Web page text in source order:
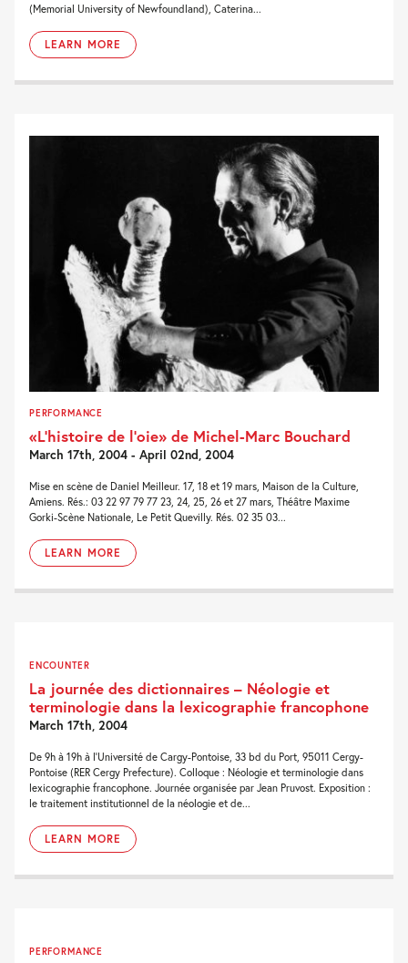
(Memorial University of Newfoundland), Caterina...
LEARN MORE
PERFORMANCE
«L’histoire de l’oie» de Michel-Marc Bouchard
March 17th, 2004 - April 02nd, 2004
Mise en scène de Daniel Meilleur. 17, 18 et 19 mars, Maison de la Culture,
Amiens. Rés.: 03 22 97 79 77 23, 24, 25, 26 et 27 mars, Théâtre Maxime
Gorki-Scène Nationale, Le Petit Quevilly. Rés. 02 35 03...
LEARN MORE
ENCOUNTER
La journée des dictionnaires – Néologie et
terminologie dans la lexicographie francophone
March 17th, 2004
De 9h à 19h à l'Université de Cargy-Pontoise, 33 bd du Port, 95011 Cergy-
Pontoise (RER Cergy Prefecture). Colloque : Néologie et terminologie dans
lexicographie francophone. Journée organisée par Jean Pruvost. Exposition :
le traitement institutionnel de la néologie et de...
LEARN MORE
PERFORMANCE